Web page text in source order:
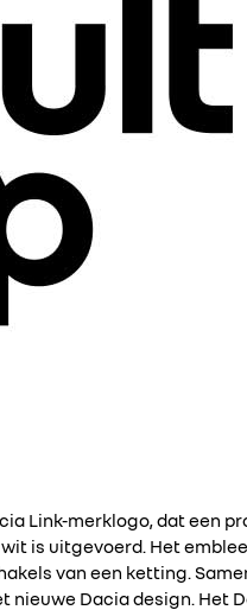
is uitgevoerd. Het
van een ketting.
Dacia design. Het